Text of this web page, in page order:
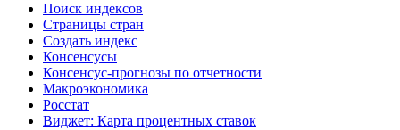
Поиск индексов
Страницы стран
Создать индекс
Консенсусы
Консенсус-прогнозы по отчетности
Макроэкономика
Росстат
Виджет: Карта процентных ставок